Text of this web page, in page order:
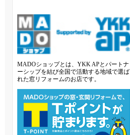
MADOショップとは、YKK APとパートナ
ーシップを結び全国で活動する地域で選ば
れた窓リフォームのお店です。